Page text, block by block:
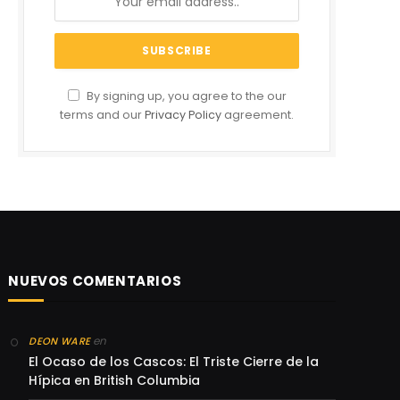
By signing up, you agree to the our
terms and ourPrivacy Policy agreement.
NUEVOS COMENTARIOS
DEON WAREen
El Ocaso de los Cascos: El Triste Cierre de la
Hípica en British Columbia